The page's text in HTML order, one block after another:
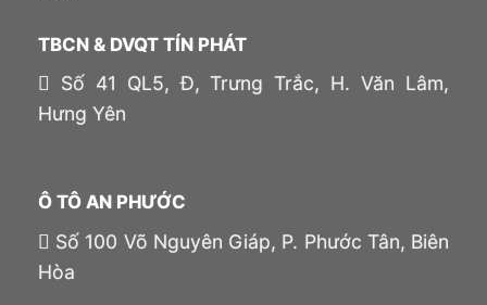
TBCN & DVQT TÍN PHÁT
Số 41 QL5, Đ, Trưng Trắc, H. Văn Lâm,
Hưng Yên
Ô TÔ AN PHƯỚC
Số 100 Võ Nguyên Giáp, P. Phước Tân, Biên
Hòa